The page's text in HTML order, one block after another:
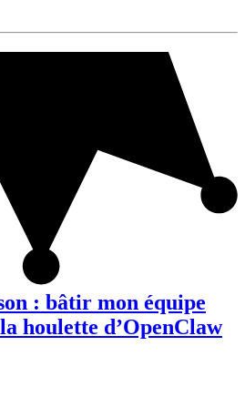
: bâtir mon équipe
houlette d’OpenClaw